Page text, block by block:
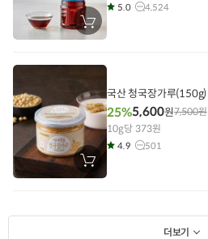
장
바
에
기
5.0 4,524
장
담
국산 청국장가루(150g)
25%5,600원7,500원
10g당 373원
4.9 501
더보기